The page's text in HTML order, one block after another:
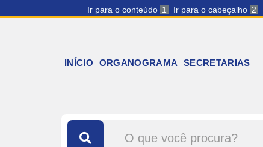
Ir para o conteúdo 1 Ir para o cabeçalho 2
INÍCIO ORGANOGRAMA SECRETARIAS